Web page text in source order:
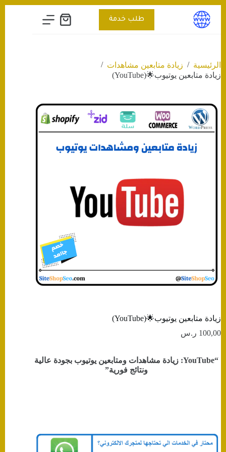
التجاوز
المحتوى
طلب خدمة
عربة
الرئيسية / زيادة متابعين مشاهدات /
زيادة متابعين يوتيوب🌟(YouTube)
زيادة متابعين يوتيوب🌟(YouTube)
100,00 ر.س
“YouTube: زيادة مشاهدات ومتابعين يوتيوب بجودة عالية
ونتائج فورية”